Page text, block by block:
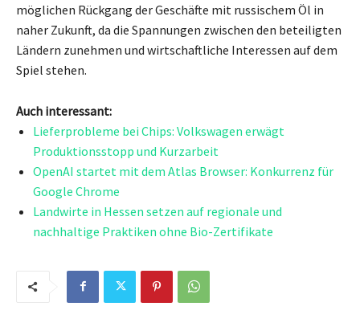
möglichen Rückgang der Geschäfte mit russischem Öl in
naher Zukunft, da die Spannungen zwischen den beteiligten
Ländern zunehmen und wirtschaftliche Interessen auf dem
Spiel stehen.
Auch interessant:
Lieferprobleme bei Chips: Volkswagen erwägt
Produktionsstopp und Kurzarbeit
OpenAI startet mit dem Atlas Browser: Konkurrenz für
Google Chrome
Landwirte in Hessen setzen auf regionale und
nachhaltige Praktiken ohne Bio-Zertifikate